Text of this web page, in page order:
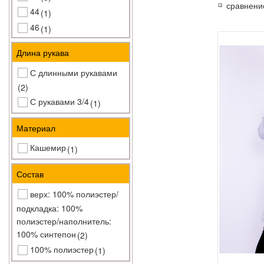
44(1)
46 (1)
48(2)
M-L(1)
Длина рукава
С длинными рукавами
(2)
С рукавами 3/4(1)
Материал
Кашемир(1)
Состав
верх: 100% полиэстер/
подкладка: 100%
полиэстер/наполнитель:
100% синтепон (2)
100% полиэстер(1)